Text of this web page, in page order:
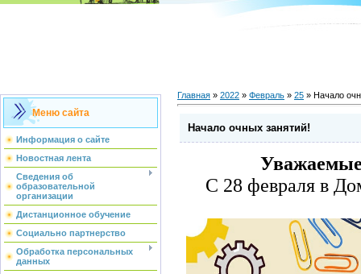
Меню сайта
Информация о сайте
Новостная лента
Сведения об
образовательной
организации
Дистанционное обучение
Социально партнерство
Обработка персональных
данных
Главная » 2022 » Февраль » 25 » Начало
Начало очных занятий!
Уважаемые
С 28 февраля в